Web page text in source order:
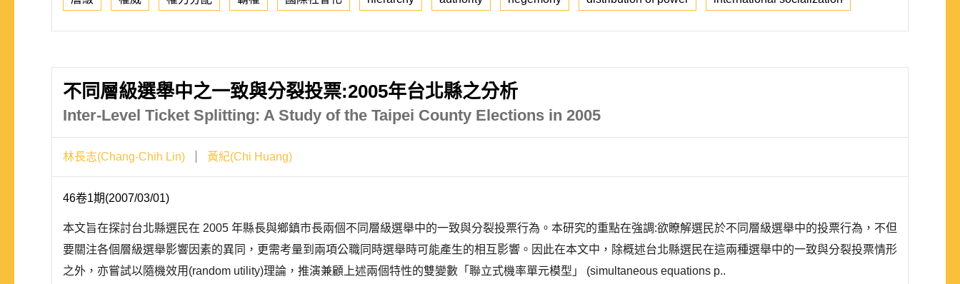
不同層級選舉中之一致與分裂投票:2005年台北縣之分析
Inter-Level Ticket Splitting: A Study of the Taipei County Elections in 2005
林長志(Chang-Chih Lin) 黃紀(Chi Huang)
46卷1期(2007/03/01)
本文旨在探討台北縣選民在 2005 年縣長與鄉鎮市長兩個不同層級選舉中的一致與分裂投票行為。本研究的重點在強調:欲瞭解選民於不同層級選舉中的投票行為，不但
要關注各個層級選舉影響因素的異同，更需考量到兩項公職同時選舉時可能產生的相互影響。因此在本文中，除概述台北縣選民在這兩種選舉中的一致與分裂投票情形
之外，亦嘗試以隨機效用(random utility)理論，推演兼顧上述兩個特性的雙變數「聯立式機率單元模型」 (simultaneous equations p..